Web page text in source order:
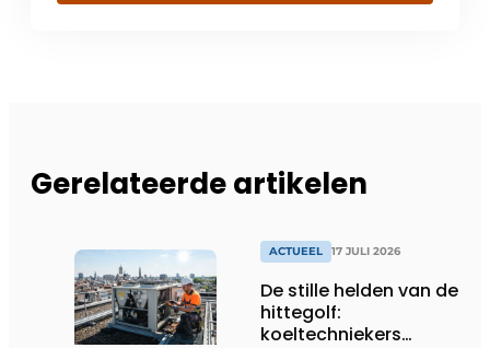
Gerelateerde artikelen
ACTUEEL 17 JULI 2026
De stille helden van de
hittegolf:
koeltechniekers